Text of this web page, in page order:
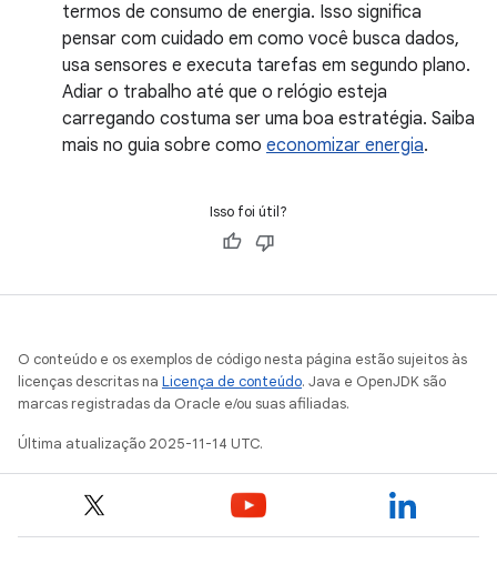
termos de consumo de energia. Isso significa
pensar com cuidado em como você busca dados,
usa sensores e executa tarefas em segundo plano.
Adiar o trabalho até que o relógio esteja
carregando costuma ser uma boa estratégia. Saiba
mais no guia sobre como economizar energia.
Isso foi útil?
O conteúdo e os exemplos de código nesta página estão sujeitos às
licenças descritas na Licença de conteúdo. Java e OpenJDK são
marcas registradas da Oracle e/ou suas afiliadas.
Última atualização 2025-11-14 UTC.